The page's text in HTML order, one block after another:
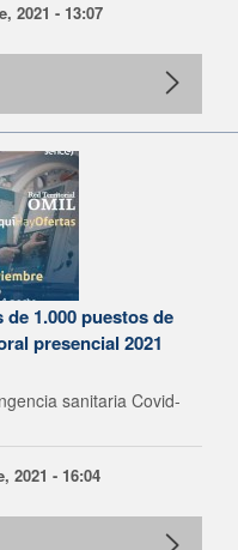
2021 - 13:07
1.000 puestos de
presencial 2021
sanitaria Covid-
2021 - 16:04